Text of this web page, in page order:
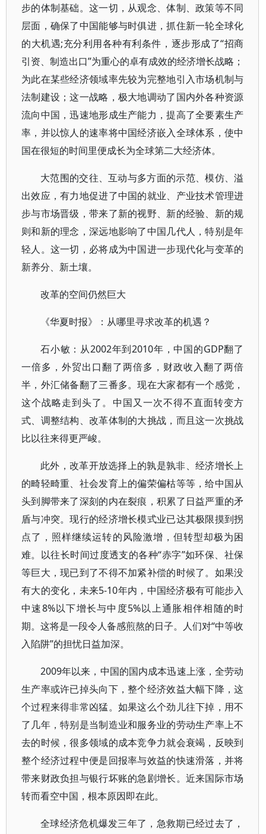
步的体制基础。这一切，从观念、体制、政策等不同
层面，确保了中国能够与时俱进，抓住新一轮全球化
的大机遇;充分利用各种有利条件，逐步形成了“招商
引资、制造出口”为重心的卓有成效的经济增长战略；
为此在某些经济领域率先较为完整地引入市场机制与
法制建设；这一战略，极大地调动了国内外各种资源
流向中国，迅速地形成生产能力，提高了全要素生产
率，并以惊人的速率将中国经济嵌入全球体系，使中
国在很短的时间里便成长为全球第二大经济体。
大范围的交往、互动与多方面的示范、模仿、溢
出效应，有力地促进了中国的就业、产业技术管理进
步与市场晋级，带来了新的视野、新的经验、新的规
则和新的理念，深远地影响了中国几代人，特别是年
轻人。这一切，必将成为中国进一步现代化与变革的
新养分、新土壤。
改革的空间仍然巨大
《华夏时报》：从哪里寻求改革的机遇？
石小敏：从2002年到2010年，中国的GDP翻了
一倍多，外贸出口翻了两倍多，财政收入翻了两倍
半，外汇储备翻了三番多。现在大家都有一个感觉，
这个战略走到头了。中国又一次不得不直面转变方
式、调整结构、改革体制的大挑战，而且这一次挑战
比以往来得更严峻。
此外，改革开放选择上的孰是孰非、经济增长上
的畸轻畸重、社会发育上的偏荣偏枯等等，给中国从
头到脚带来了深刻的内在裂痕，积累了日益严重的矛
盾与冲突。现行的经济增长模式业已达其极限摸到拐
点了，照样继续运转的风险激增，但转型却极为困
难。以往长时间过度透支的各种“赤字”如环保、社保
等巨大，现已到了不得不加紧补偿的时候了。如果没
有大的变化，未来5-10年内，中国经济极有可能步入
中速8%以下增长与中度5%以上通胀相伴相随的时
期。这将是一段令人备感煎熬的日子。人们对“中等收
入陷阱”的担忧日益加深。
2009年以来，中国的国内成本迅速上涨，全劳动
生产率或许已掉头向下，整个经济效益大幅下降，这
个过程来得非常凶猛。如果这么个劲儿往下掉，用不
了几年，特别是当制造业和服务业的劳动生产率上不
去的时候，很多领域的成本竞争力就会衰竭，反映到
整个经济过程中便是回报率与效益的快速滑落，并将
带来财政负担与银行坏账的急剧增长。近来国际市场
转而看空中国，根本原因即在此。
全球经济危机爆发三年了，急救期已经过去了，